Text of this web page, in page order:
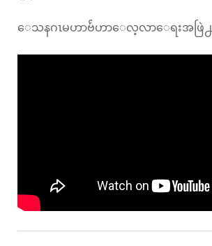
ေသနဂၤမဟာဗ်ဴဟာေလ့လာေရးအဖြဲ႕